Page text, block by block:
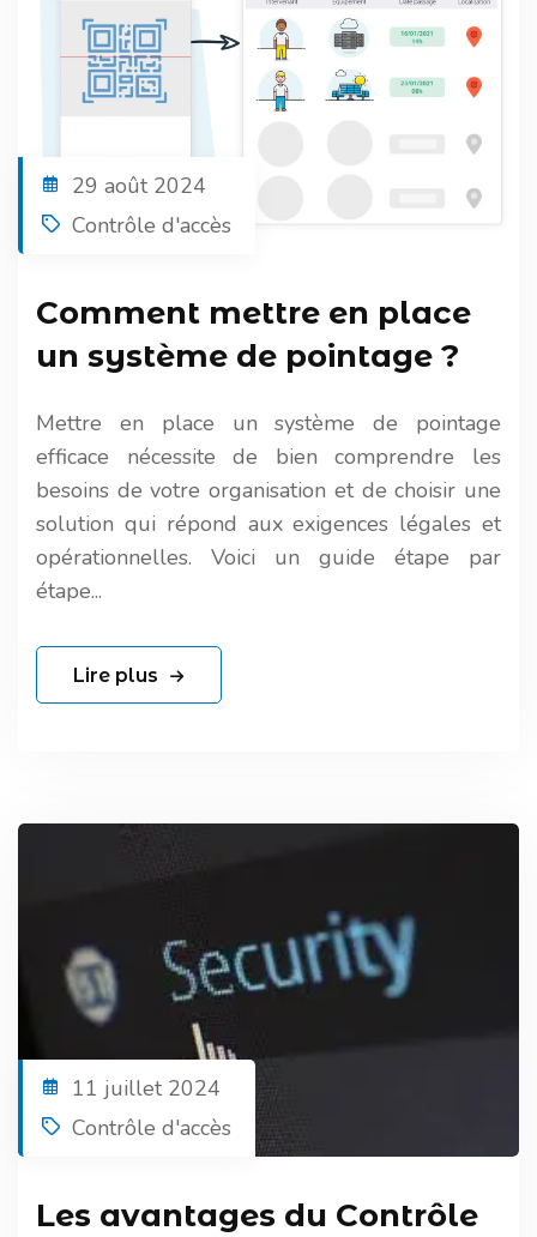
29 août 2024
Contrôle d'accès
Comment mettre en place
un système de pointage ?
Mettre en place un système de pointage
efficace nécessite de bien comprendre les
besoins de votre organisation et de choisir une
solution qui répond aux exigences légales et
opérationnelles. Voici un guide étape par
étape...
Lire plus
11 juillet 2024
Contrôle d'accès
Les avantages du Contrôle